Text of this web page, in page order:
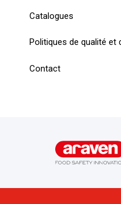
Catalogues
Politiques de qualité et
Contact